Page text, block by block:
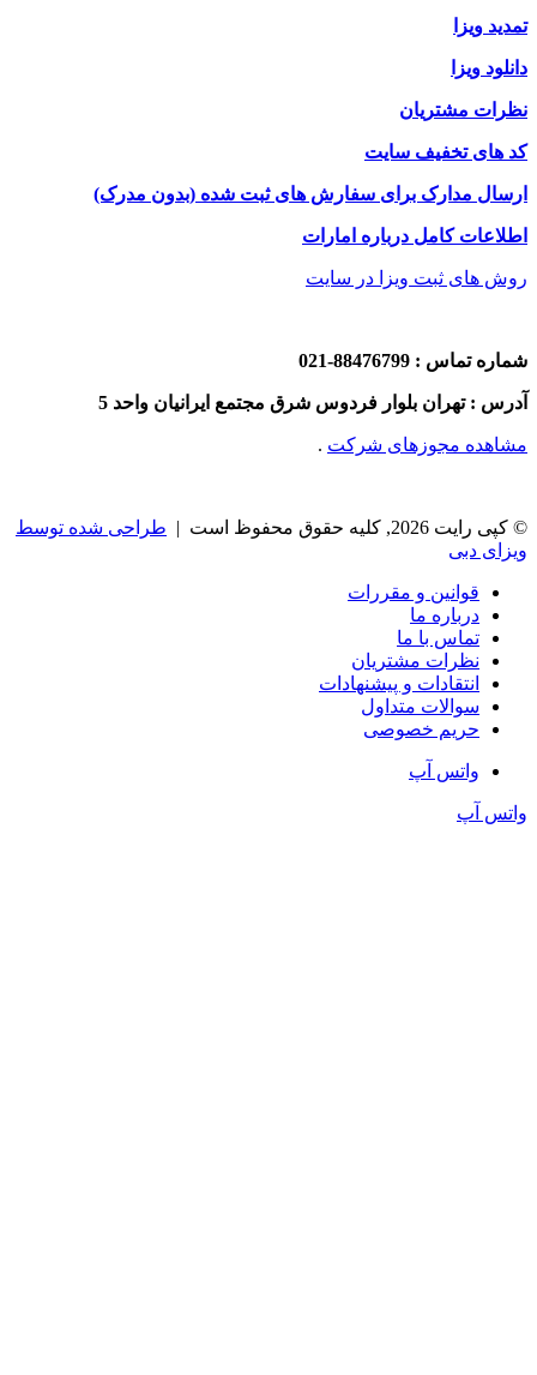
تمدید ویزا
دانلود ویزا
نظرات مشتریان
کد های تخفیف سایت
ارسال مدارک برای سفارش های ثبت شده (بدون مدرک)
اطلاعات کامل درباره امارات
روش های ثبت ویزا در سایت
شماره تماس : 88476799-021
آدرس : تهران بلوار فردوس شرق مجتمع ایرانیان واحد 5
مشاهده مجوزهای شرکت .
© کپی رایت 2026, کلیه حقوق محفوظ است |
طراحی شده توسط
ویزای دبی
قوانین و مقررات
درباره ما
تماس با ما
نظرات مشتریان
انتقادات و پیشنهادات
سوالات متداول
حریم خصوصی
واتس آپ
واتس آپ